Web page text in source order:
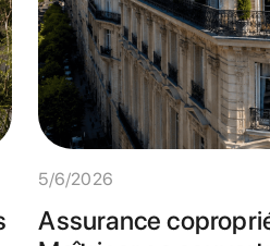
5/6/2026
Assurance